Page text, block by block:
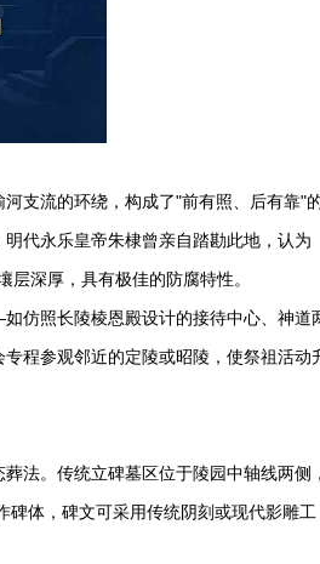
支流的环绕，构成了"前有照、后有靠"
代永乐皇帝朱棣曾亲自踏勘此地，认为
深厚，具有极佳的防腐特性。
仿照长陵棱恩殿设计的接待中心、神道
程参观邻近的定陵或昭陵，使祭祖活动
法。传统立碑墓区位于陵园中轴线两侧，
体，碑文可采用传统阴刻或现代影雕工